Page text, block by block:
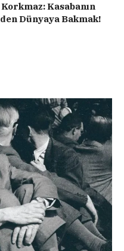
Kasabanın
Dünyaya Bakmak!